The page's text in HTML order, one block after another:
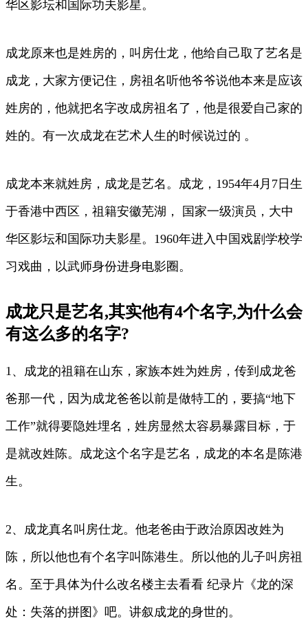
华区影坛和国际功夫影星。
成龙原来也是姓房的，叫房仕龙，他给自己取了艺名是
成龙，大家方便记住，房祖名听他爷爷说他本来是应该
姓房的，他就把名字改成房祖名了，他是很爱自己家的
姓的。有一次成龙在艺术人生的时候说过的 。
成龙本来就姓房，成龙是艺名。成龙，1954年4月7日生
于香港中西区，祖籍安徽芜湖， 国家一级演员，大中
华区影坛和国际功夫影星。1960年进入中国戏剧学校学
习戏曲，以武师身份进身电影圈。
成龙只是艺名,其实他有4个名字,为什么会
有这么多的名字?
1、成龙的祖籍在山东，家族本姓为姓房，传到成龙爸
爸那一代，因为成龙爸爸以前是做特工的，要搞“地下
工作”就得要隐姓埋名，姓房显然太容易暴露目标，于
是就改姓陈。成龙这个名字是艺名，成龙的本名是陈港
生。
2、成龙真名叫房仕龙。他老爸由于政治原因改姓为
陈，所以他也有个名字叫陈港生。所以他的儿子叫房祖
名。至于具体为什么改名楼主去看看 纪录片《龙的深
处：失落的拼图》吧。讲叙成龙的身世的。